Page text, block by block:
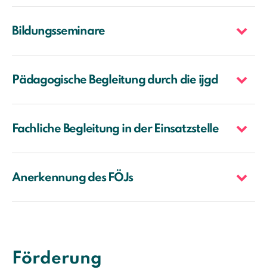
Bildungsseminare
Pädagogische Begleitung durch die ijgd
Fachliche Begleitung in der Einsatzstelle
Anerkennung des FÖJs
Förderung